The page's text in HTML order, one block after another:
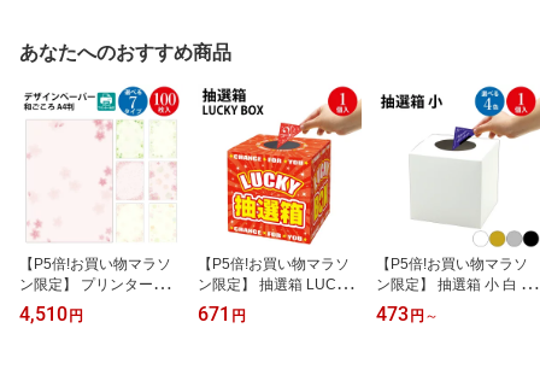
あなたへのおすすめ商品
【P5倍!お買い物マラソ
ン限定】 プリンター対応
和柄用紙 和ごころ A4 10
0枚 ササガワ | デザイン
4,510円
【P5倍!お買い物マラソ
ン限定】 抽選箱 LUCKY
BOX 20センチ角 1個入 3
7-7912 ササガワ | 夏祭り
671 円
【P5倍!お買い物マラソ
ン限定】 抽選箱 小 白 黒
金 銀 1個入 ササガワ | 抽
選 当てくじ くじ引き く
473円 ～